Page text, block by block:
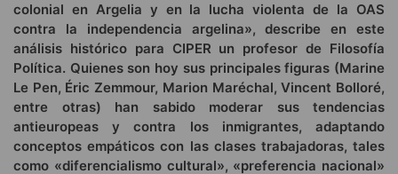
colonial en Argelia y en la lucha violenta de la OAS
contra la independencia argelina», describe en este
análisis histórico para CIPER un profesor de Filosofía
Política. Quienes son hoy sus principales figuras (Marine
Le Pen, Éric Zemmour, Marion Maréchal, Vincent Bolloré,
entre otras) han sabido moderar sus tendencias
antieuropeas y contra los inmigrantes, adaptando
conceptos empáticos con las clases trabajadoras, tales
como «diferencialismo cultural», «preferencia nacional»